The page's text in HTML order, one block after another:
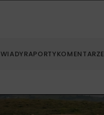
RAPORTYKOMENTARZE